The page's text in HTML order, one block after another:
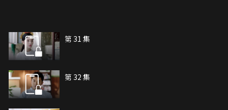
第 31 集
第 32 集